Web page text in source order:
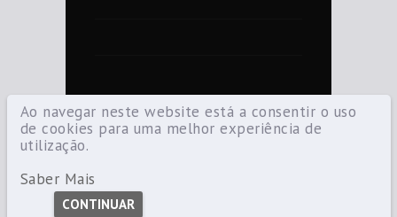
Ao navegar neste website está a consentir o uso
de cookies para uma melhor experiência de
utilização.
Saber Mais
CONTINUAR
©2021 Diocese de Santarém — Todos os
direitos reservados.